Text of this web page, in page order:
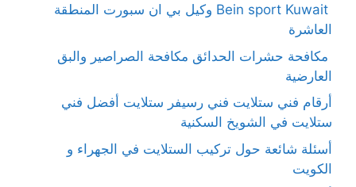
Bein sport Kuwait وكيل بي ان سبورت المنطقة
العاشرة
مكافحة حشرات الحدائق مكافحة الصراصير والبق
العارضية
أرقام فني ستلايت فني رسيفر ستلايت أفضل فني
ستلايت في الشويخ السكنية
أسئلة شائعة حول تركيب الستلايت في الجهراء و
الكويت